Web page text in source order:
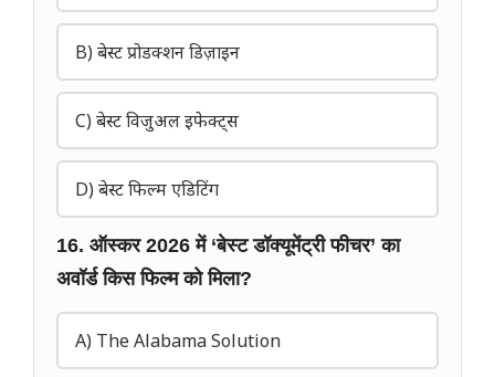
B) बेस्ट प्रोडक्शन डिज़ाइन
C) बेस्ट विजुअल इफेक्ट्स
D) बेस्ट फिल्म एडिटिंग
16. ऑस्कर 2026 में ‘बेस्ट डॉक्यूमेंट्री फीचर’ का
अवॉर्ड किस फिल्म को मिला?
A) The Alabama Solution